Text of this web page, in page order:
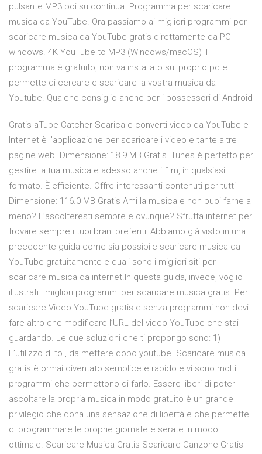
pulsante MP3 poi su continua. Programma per scaricare
musica da YouTube. Ora passiamo ai migliori programmi per
scaricare musica da YouTube gratis direttamente da PC
windows. 4K YouTube to MP3 (Windows/macOS) Il
programma è gratuito, non va installato sul proprio pc e
permette di cercare e scaricare la vostra musica da
Youtube. Qualche consiglio anche per i possessori di Android
Gratis aTube Catcher Scarica e converti video da YouTube e
Internet è l’applicazione per scaricare i video e tante altre
pagine web. Dimensione: 18.9 MB Gratis iTunes è perfetto per
gestire la tua musica e adesso anche i film, in qualsiasi
formato. È efficiente. Offre interessanti contenuti per tutti
Dimensione: 116.0 MB Gratis Ami la musica e non puoi farne a
meno? L’ascolteresti sempre e ovunque? Sfrutta internet per
trovare sempre i tuoi brani preferiti! Abbiamo già visto in una
precedente guida come sia possibile scaricare musica da
YouTube gratuitamente e quali sono i migliori siti per
scaricare musica da internet.In questa guida, invece, voglio
illustrati i migliori programmi per scaricare musica gratis. Per
scaricare Video YouTube gratis e senza programmi non devi
fare altro che modificare l’URL del video YouTube che stai
guardando. Le due soluzioni che ti propongo sono: 1)
L’utilizzo di to , da mettere dopo youtube. Scaricare musica
gratis è ormai diventato semplice e rapido e vi sono molti
programmi che permettono di farlo. Essere liberi di poter
ascoltare la propria musica in modo gratuito è un grande
privilegio che dona una sensazione di libertà e che permette
di programmare le proprie giornate e serate in modo
ottimale. Scaricare Musica Gratis Scaricare Canzone Gratis